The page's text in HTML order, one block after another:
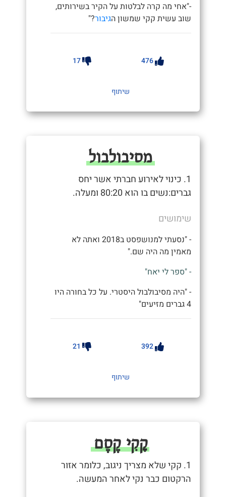
-"אחי מה קרה לבלטות על הקיר בשירותים,
שוב עשית קקי שמשון הגיבור?"
476
17
שיתוף
מסיבולבול
1. כינוי לאירוע חברתי אשר יחס
גברים:נשים בו הוא 80:20 ומעלה.
שימושים
- "נסעתי למנושפסט ב2018 ואתה לא
מאמין מה היה שם."
- "ספר לי יאח"
- "היה מסיבולבול היסטרי. על כל בחורה היו
4 גברים מזיעים"
392
21
שיתוף
קָקִי קֶסֶם
1. קקי שלא מצריך ניגוב, כלומר אזור
הרקטום כבר נקי לאחר המעשה.